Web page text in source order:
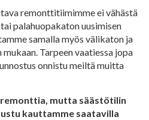
remonttitiimimme ei vähästä
palahuopakaton uusimisen
samalla myös välikaton ja
Tarpeen vaatiessa jopa
onnistu meiltä muitta
mutta säästötilin
kauttamme saatavilla